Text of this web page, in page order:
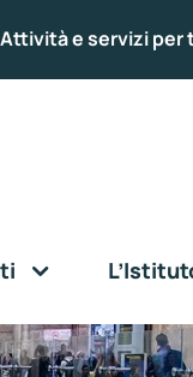
Attività e servizi per